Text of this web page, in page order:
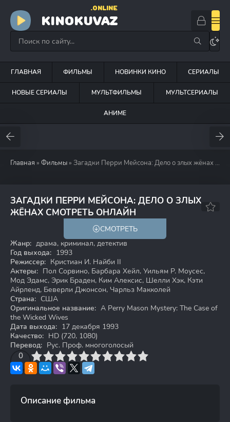
KINOKUVAZ
.ONLINE
ГЛАВНАЯ ФИЛЬМЫ НОВИНКИ КИНО СЕРИАЛЫ
НОВЫЕ СЕРИАЛЫ МУЛЬТФИЛЬМЫ МУЛЬТСЕРИАЛЫ
АНИМЕ
Главная » Фильмы » Загадки Перри Мейсона: Дело о злых жёнах (1993)
ЗАГАДКИ ПЕРРИ МЕЙСОНА: ДЕЛО О ЗЛЫХ
ЖЁНАХ СМОТРЕТЬ ОНЛАЙН
6.7
СМОТРЕТЬ
Жанр: драма, криминал, детектив
Год выхода: 1993
Режиссер: Кристиан И. Найби II
Актеры: Пол Сорвино, Барбара Хейл, Уильям Р. Моусес,
Мод Эдамс, Эрик Браден, Ким Алексис, Шелли Хэк, Кэти
Айрленд, Беверли Джонсон, Чарльз Макколей
Страна: США
Оригинальное название: A Perry Mason Mystery: The Case of
the Wicked Wives
Дата выхода: 17 декабря 1993
Качество: HD (720, 1080)
Перевод: Рус. Проф. многоголосый
0
4 6 7 8 9 10
Описание фильма